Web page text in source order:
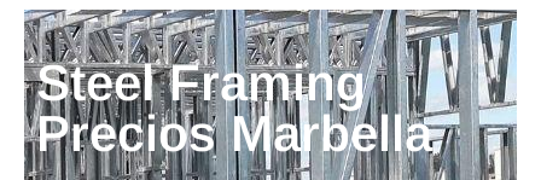
Steel Framing
Precios Marbella